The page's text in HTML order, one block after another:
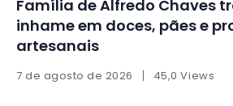
Família de Alfredo Chaves
inhame em doces, pães e
artesanais
7 de agosto de 2026 45,0 Views